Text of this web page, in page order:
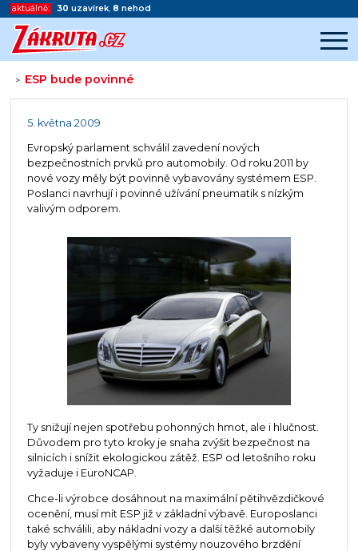
aktuálně: 30 uzavírek, 8 nehod
> ESP bude povinné
Začátek reklamy
5. května 2009
Evropský parlament schválil zavedení nových
bezpečnostních prvků pro automobily. Od roku 2011 by
nové vozy měly být povinně vybavovány systémem ESP.
Poslanci navrhují i povinné užívání pneumatik s nízkým
valivým odporem.
Ty snižují nejen spotřebu pohonných hmot, ale i hlučnost.
Důvodem pro tyto kroky je snaha zvýšit bezpečnost na
silnicích i snížit ekologickou zátěž. ESP od letošního roku
vyžaduje i EuroNCAP.
Chce-li výrobce dosáhnout na maximální pětihvězdičkové
ocenění, musí mít ESP již v základní výbavě. Europoslanci
také schválili, aby nákladní vozy a další těžké automobily
byly vybaveny vyspělými systémy nouzového brzdění